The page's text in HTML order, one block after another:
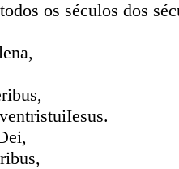
os séculos dos